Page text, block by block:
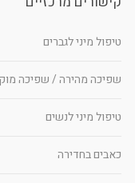
טיפול מיני לגברים
שפיכה מהירה / שפיכה
טיפול מיני לנשים
כאבים בחדירה